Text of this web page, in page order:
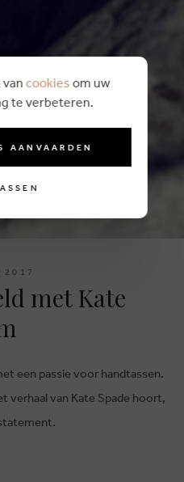
2017
met Kate
een passie voor handtassen.
verhaal van Kate Spade hoort,
cookies om uw
te verbeteren.
AANVAARDEN